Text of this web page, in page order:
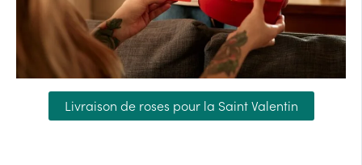
Livraison de roses pour la Saint Valentin